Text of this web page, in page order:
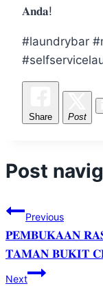
𝐀𝐧𝐝𝐚!
#laundrybar
Share Post
Post
Previous
𝐏𝐄𝐌𝐁𝐔𝐊𝐀𝐀𝐍
𝐓𝐀𝐌𝐀𝐍 𝐁𝐔𝐊𝐈𝐓
Next